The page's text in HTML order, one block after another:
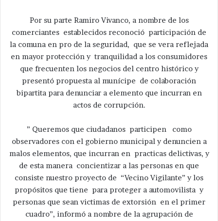
Por su parte Ramiro Vivanco, a nombre de los
comerciantes establecidos reconoció participación de
la comuna en pro de la seguridad, que se vera reflejada
en mayor protección y tranquilidad a los consumidores
que frecuenten los negocios del centro histórico y
presentó propuesta al munícipe de colaboración
bipartita para denunciar a elemento que incurran en
actos de corrupción.
” Queremos que ciudadanos participen como
observadores con el gobierno municipal y denuncien a
malos elementos, que incurran en practicas delictivas, y
de esta manera concientizar a las personas en que
consiste nuestro proyecto de “Vecino Vigilante” y los
propósitos que tiene para proteger a automovilista y
personas que sean victimas de extorsión en el primer
cuadro”, informó a nombre de la agrupación de